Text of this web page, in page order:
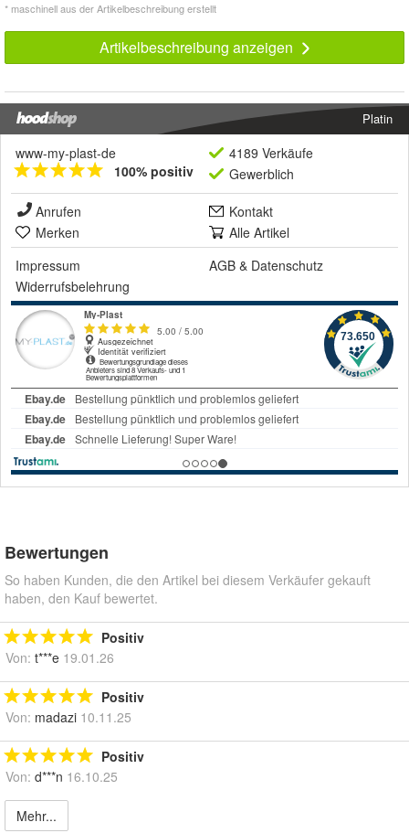
* maschinell aus der Artikelbeschreibung erstellt
Artikelbeschreibung anzeigen
Platin
www-my-plast-de
100% positiv
4189 Verkäufe
Gewerblich
Anrufen
Kontakt
Merken
Alle Artikel
Impressum
AGB & Datenschutz
Widerrufsbelehrung
Bewertungen
So haben Kunden, die den Artikel bei diesem Verkäufer gekauft
haben, den Kauf bewertet.
Positiv
Von: t***e 19.01.26
Positiv
Von: madazi 10.11.25
Positiv
Von: d***n 16.10.25
Mehr...